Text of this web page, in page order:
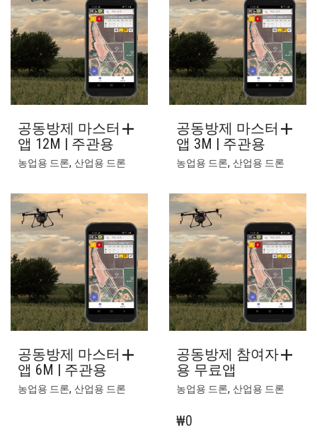
공동방제 마스터
앱 12M | 주관용
농업용 드론, 산업용 드론
공동방제 마스터
앱 3M | 주관용
농업용 드론, 산업용 드론
공동방제 마스터
앱 6M | 주관용
농업용 드론, 산업용 드론
공동방제 참여자
용 무료앱
농업용 드론, 산업용 드론
₩0